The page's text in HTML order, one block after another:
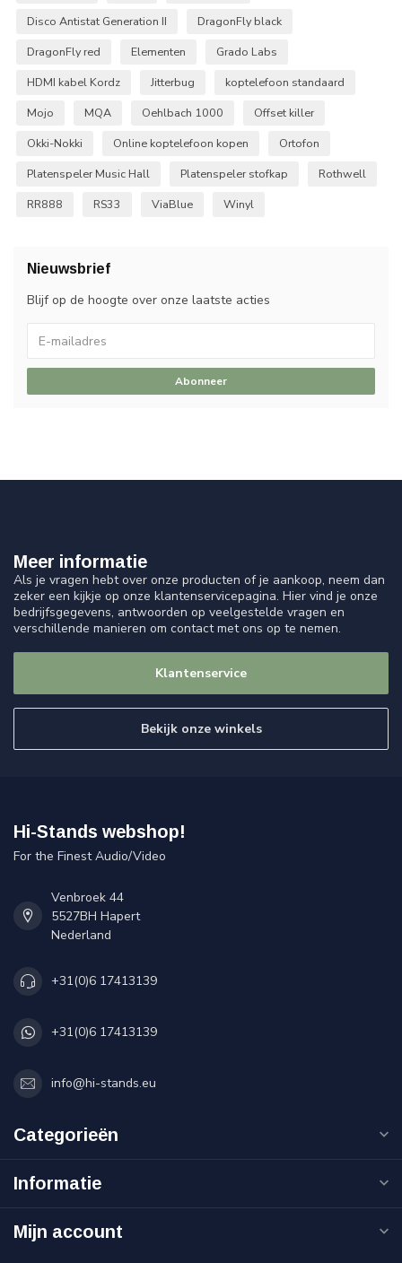
Disco Antistat Generation II
DragonFly black
DragonFly red
Elementen
Grado Labs
HDMI kabel Kordz
Jitterbug
koptelefoon standaard
Mojo
MQA Oehlbach 1000
Offset killer
Okki-Nokki
Online koptelefoon kopen
Ortofon
Platenspeler Music Hall
Platenspeler stofkap
Rothwell
RR888
RS33 ViaBlue Winyl
Nieuwsbrief
Blijf op de hoogte over onze laatste acties
Abonneer
Meer informatie
Als je vragen hebt over onze producten of je aankoop, neem dan
zeker een kijkje op onze klantenservicepagina. Hier vind je onze
bedrijfsgegevens, antwoorden op veelgestelde vragen en
verschillende manieren om contact met ons op te nemen.
Klantenservice
Bekijk onze winkels
Hi-Stands webshop!
For the Finest Audio/Video
Venbroek 44
5527BH Hapert
Nederland
+31(0)6 17413139
+31(0)6 17413139
info@hi-stands.eu
Categorieën
Informatie
Mijn account